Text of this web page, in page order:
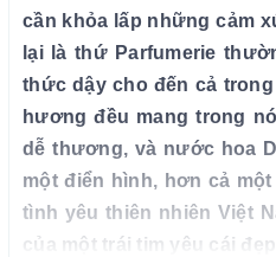
cần khỏa lấp những cảm
lại là thứ Parfumerie
thức dậy cho đến cả
hương đều mang trong
dễ thương, và nước hoa
một điển hình, hơn cả
tình yêu thiên nhiên Việt
của một trái tim yêu cái